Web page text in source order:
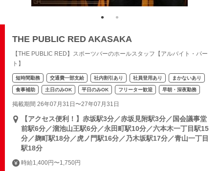
THE PUBLIC RED AKASAKA
【THE PUBLIC RED】スポーツバーのホールスタッフ【アルバイト・パー
ト】
短時間勤務 交通費一部支給 社内割引あり 社員登用あり まかないあり
食事補助 土日のみOK 平日のみOK フリーター歓迎 早朝・深夜勤務
掲載期間 26年07月31日〜27年07月31日
【アクセス便利！】赤坂駅3分／赤坂見附駅3分／国会議事堂
前駅6分／溜池山王駅6分／永田町駅10分／六本木一丁目駅15
分／麹町駅18分／虎ノ門駅16分／乃木坂駅17分／青山一丁目
駅18分
時給1,400円〜1,750円